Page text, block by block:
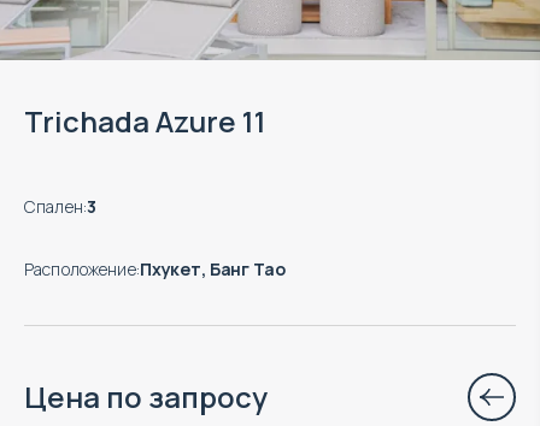
Trichada Azure 11
Спален:3
Расположение:Пхукет, Банг Тао
Цена по запросу